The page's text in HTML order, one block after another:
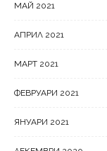
МАЙ 2021
АПРИЛ 2021
МАРТ 2021
ФЕВРУАРИ 2021
ЯНУАРИ 2021